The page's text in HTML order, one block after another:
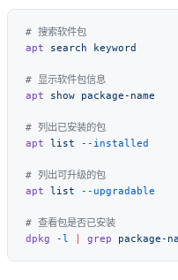
apt search
apt show
apt list
apt list
dpkg -l grep